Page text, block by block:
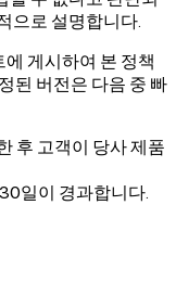
으로 설명합니다.
게시하여 본 정책
된 버전은 다음 중 빠
후 고객이 당사 제품
일이 경과합니다.